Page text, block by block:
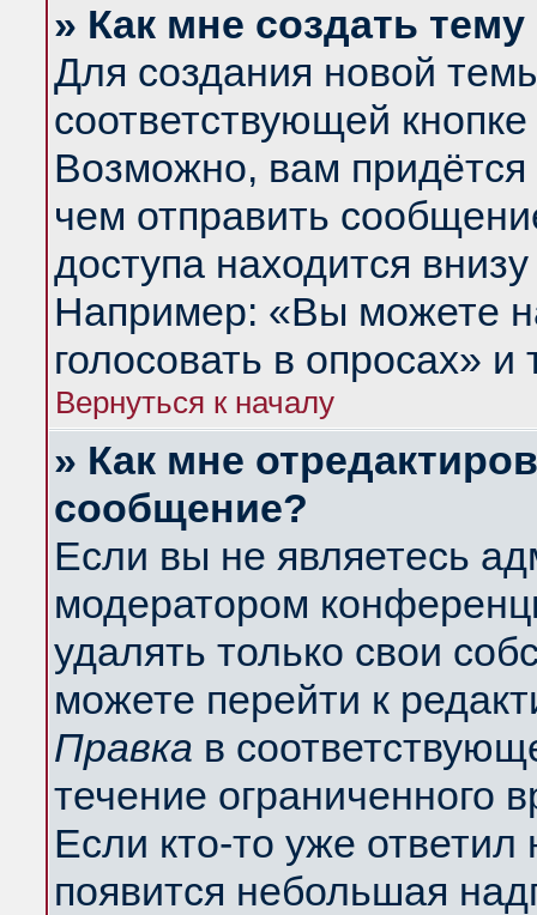
» Как мне создать
Для создания новой
соответствующей
Возможно, вам придётся
чем отправить
доступа находится
Например: «Вы можете
голосовать в опросах» и
Вернуться к началу
» Как мне
сообщение?
Если вы не являетесь
модератором
удалять только свои
можете перейти к
Правка в
течение ограниченного
Если кто-то уже
появится небольшая